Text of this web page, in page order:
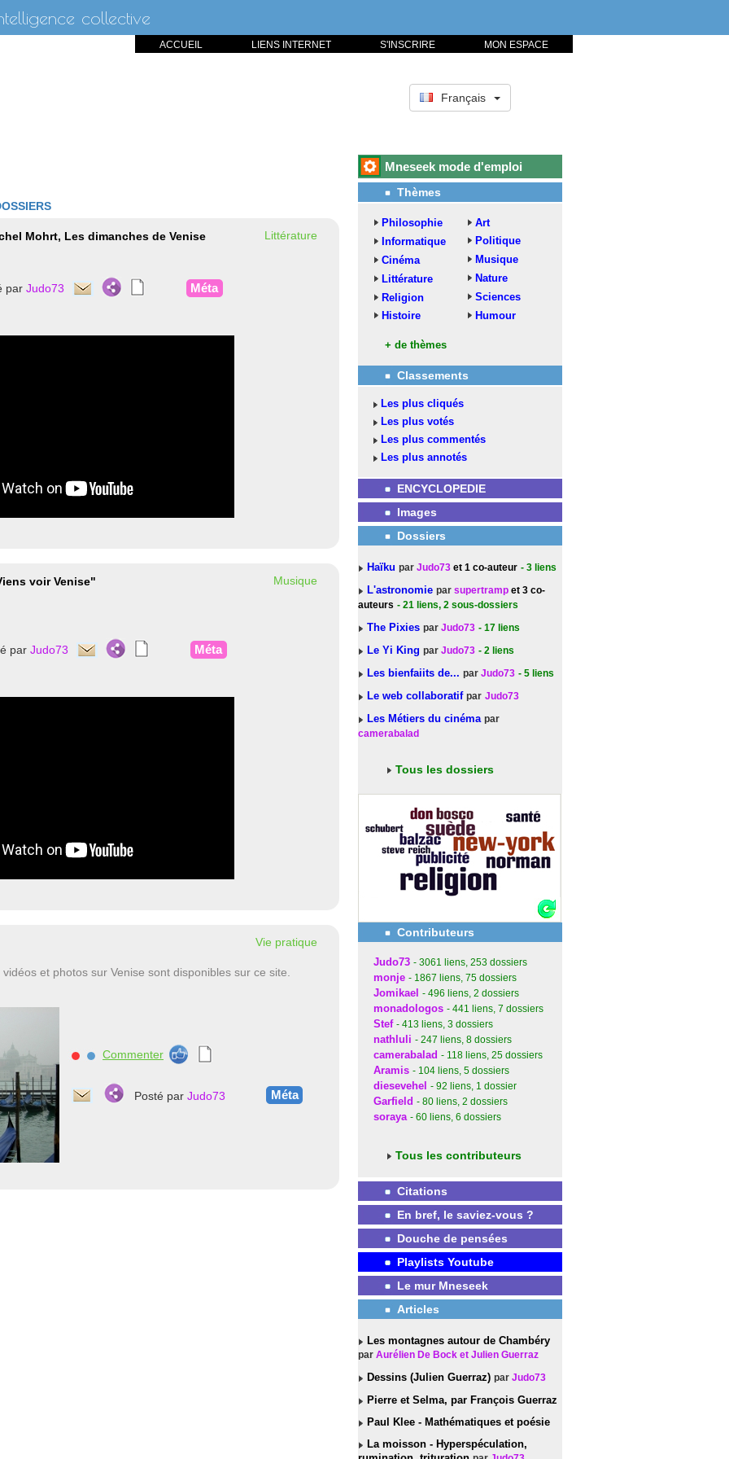
collective
MON ESPACE
S'INSCRIRE
LIENS INTERNET
ACCUEIL
Français
Mohrt, Les dimanches de Venise Littérature
par Judo73 Méta
voir Venise" Musique
par Judo73 Méta
Vie pratique
et photos sur Venise sont disponibles sur ce site.
Commenter
Posté par Judo73 Méta
Mneseek mode d'emploi
Thèmes
Philosophie
Informatique
Cinéma
Littérature
Religion
Histoire
Art
Politique
Musique
Nature
Sciences
Humour
+ de thèmes
Classements
Les plus cliqués
Les plus votés
Les plus commentés
Les plus annotés
ENCYCLOPEDIE
Images
Dossiers
Haïku par Judo73 et 1 co-auteur - 3 liens
L'astronomie par supertramp et 3 co-
auteurs - 21 liens, 2 sous-dossiers
The Pixies par Judo73 - 17 liens
Le Yi King par Judo73 - 2 liens
Les bienfaiits de... par Judo73 - 5 liens
Le web collaboratif par Judo73
Les Métiers du cinéma par
camerabalad
Tous les dossiers
Contributeurs
Judo73 - 3061 liens, 253 dossiers
monje - 1867 liens, 75 dossiers
Jomikael - 496 liens, 2 dossiers
monadologos - 441 liens, 7 dossiers
Stef - 413 liens, 3 dossiers
nathluli - 247 liens, 8 dossiers
camerabalad - 118 liens, 25 dossiers
Aramis - 104 liens, 5 dossiers
diesevehel - 92 liens, 1 dossier
Garfield - 80 liens, 2 dossiers
soraya - 60 liens, 6 dossiers
Tous les contributeurs
Citations
En bref, le saviez-vous ?
Douche de pensées
Playlists Youtube
Le mur Mneseek
Articles
Les montagnes autour de Chambéry
par Aurélien De Bock et Julien Guerraz
Dessins (Julien Guerraz) par Judo73
Pierre et Selma, par François Guerraz
Paul Klee - Mathématiques et poésie
La moisson - Hyperspéculation,